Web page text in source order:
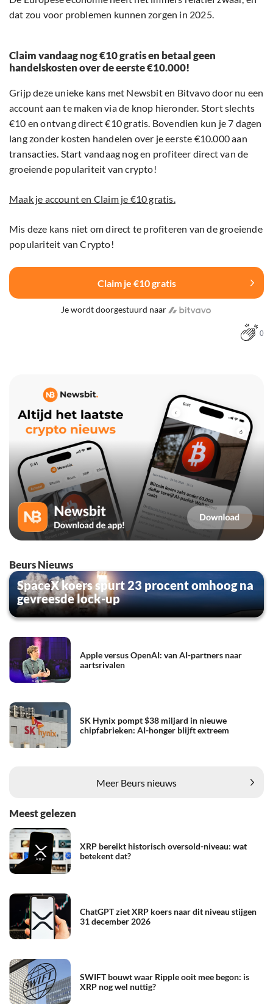
dat zou voor problemen kunnen zorgen in 2025.
Claim vandaag nog €10 gratis en betaal geen
handelskosten over de eerste €10.000!
Grijp deze unieke kans met Newsbit en Bitvavo door nu een
account aan te maken via de knop hieronder. Stort slechts
€10 en ontvang direct €10 gratis. Bovendien kun je 7 dagen
lang zonder kosten handelen over je eerste €10.000 aan
transacties. Start vandaag nog en profiteer direct van de
groeiende populariteit van crypto!
Maak je account en Claim je €10 gratis.
Mis deze kans niet om direct te profiteren van de groeiende
populariteit van Crypto!
Claim je €10 gratis
Je wordt doorgestuurd naar
0
Beurs Nieuws
SpaceX koers spurt 23 procent omhoog na
gevreesde lock-up
Apple versus OpenAI: van AI-partners naar
aartsrivalen
SK Hynix pompt $38 miljard in nieuwe
chipfabrieken: AI-honger blijft extreem
Meer Beurs nieuws
Meest gelezen
XRP bereikt historisch oversold-niveau: wat
betekent dat?
ChatGPT ziet XRP koers naar dit niveau stijgen
31 december 2026
SWIFT bouwt waar Ripple ooit mee begon: is
XRP nog wel nuttig?